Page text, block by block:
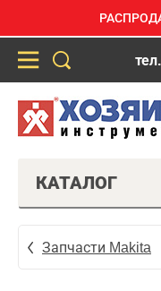
КАТАЛОГ
Запчасти Makita